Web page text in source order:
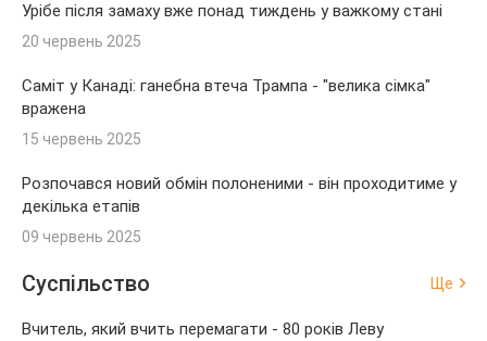
Урібе після замаху вже понад тиждень у важкому стані
20 червень 2025
Саміт у Канаді: ганебна втеча Трампа - "велика сімка"
вражена
15 червень 2025
Розпочався новий обмін полоненими - він проходитиме у
декілька етапів
09 червень 2025
Суспільство Ще
Вчитель, який вчить перемагати - 80 років Леву